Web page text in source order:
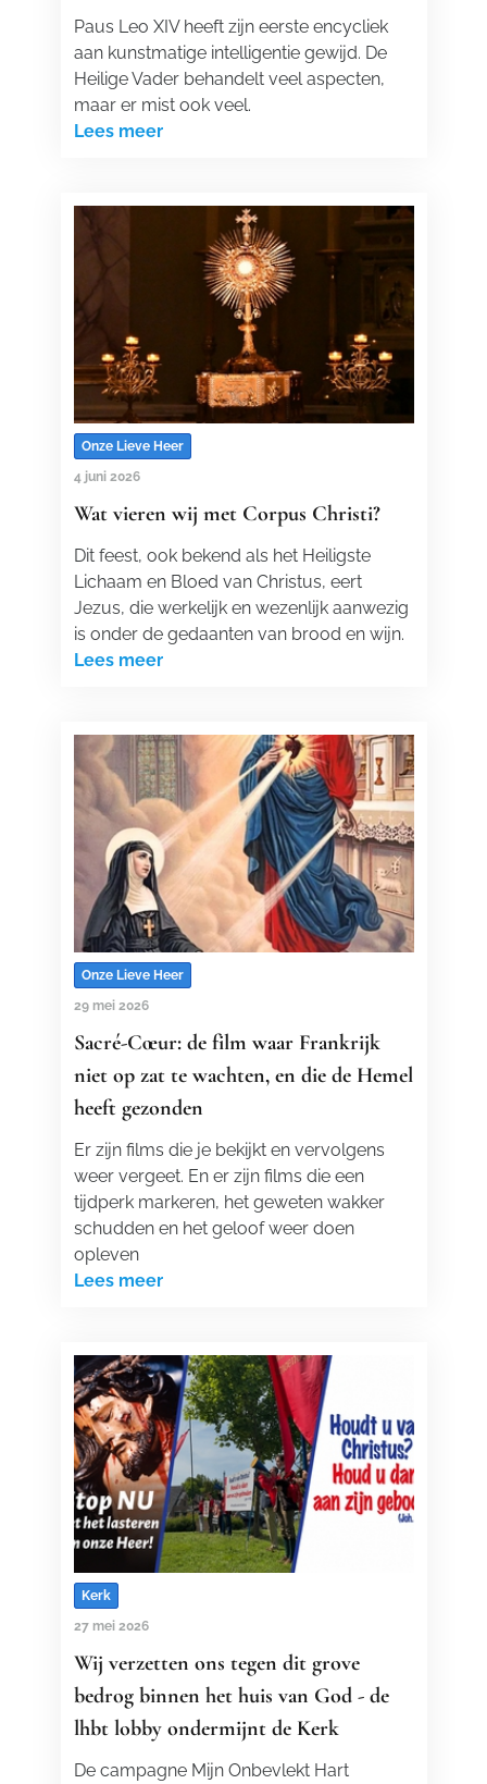
Paus Leo XIV heeft zijn eerste encycliek
aan kunstmatige intelligentie gewijd. De
Heilige Vader behandelt veel aspecten,
maar er mist ook veel.
Lees meer
Onze Lieve Heer
4 juni 2026
Wat vieren wij met Corpus Christi?
Dit feest, ook bekend als het Heiligste
Lichaam en Bloed van Christus, eert
Jezus, die werkelijk en wezenlijk aanwezig
is onder de gedaanten van brood en wijn.
Lees meer
Onze Lieve Heer
29 mei 2026
Sacré-Cœur: de film waar Frankrijk
niet op zat te wachten, en die de Hemel
heeft gezonden
Er zijn films die je bekijkt en vervolgens
weer vergeet. En er zijn films die een
tijdperk markeren, het geweten wakker
schudden en het geloof weer doen
opleven
Lees meer
Kerk
27 mei 2026
Wij verzetten ons tegen dit grove
bedrog binnen het huis van God - de
lhbt lobby ondermijnt de Kerk
De campagne Mijn Onbevlekt Hart